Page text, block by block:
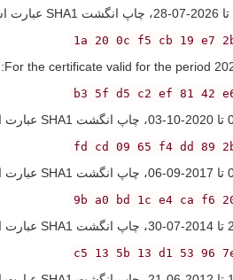
1a 20 0c f5 cb 19 e7
For the certificate valid for the period
9b a0 bd 1c e4 ca f6